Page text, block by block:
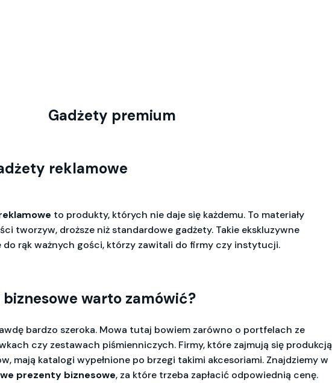
Gadżety premium
reklamowe
to produkty, których nie daje się każdemu. To materiały
tworzyw, droższe niż standardowe gadżety. Takie ekskluzywne
rąk ważnych gości, którzy zawitali do firmy czy instytucji.
warto zamówić?
bardzo szeroka. Mowa tutaj bowiem zarówno o portfelach ze
czy zestawach piśmienniczych. Firmy, które zajmują się produkcją
mają katalogi wypełnione po brzegi takimi akcesoriami. Znajdziemy w
prezenty biznesowe, za które trzeba zapłacić odpowiednią cenę.